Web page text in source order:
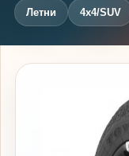
Летни 4x4/SUV